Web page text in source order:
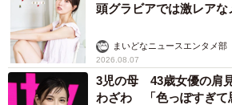
頭グラビアでは激レア
まいどなニュースエンタメ部
2026.08.07
3児の母 43歳女優の肩
わざわ 「色っぽすぎて